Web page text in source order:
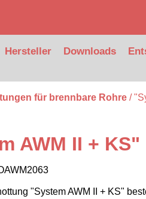
Hersteller Downloads
für brennbare Rohre /
AWM II + KS"
"System AWM II + KS"